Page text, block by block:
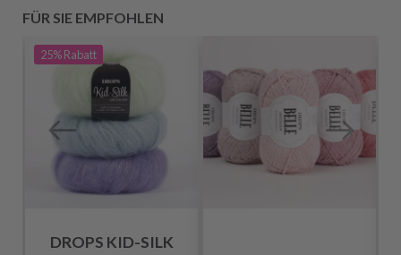
FÜR SIE EMPFOHLEN
25%Rabatt
DROPS KID-SILK